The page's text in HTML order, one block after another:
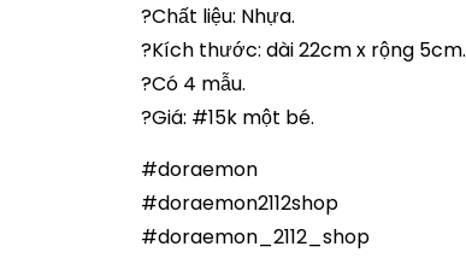
?Chất liệu: Nhựa.
?Kích thước: dài 22cm x rộng 5cm.
?Có 4 mẫu.
?Giá: #15k một bé.
#doraemon
#doraemon2112shop
#doraemon_2112_shop